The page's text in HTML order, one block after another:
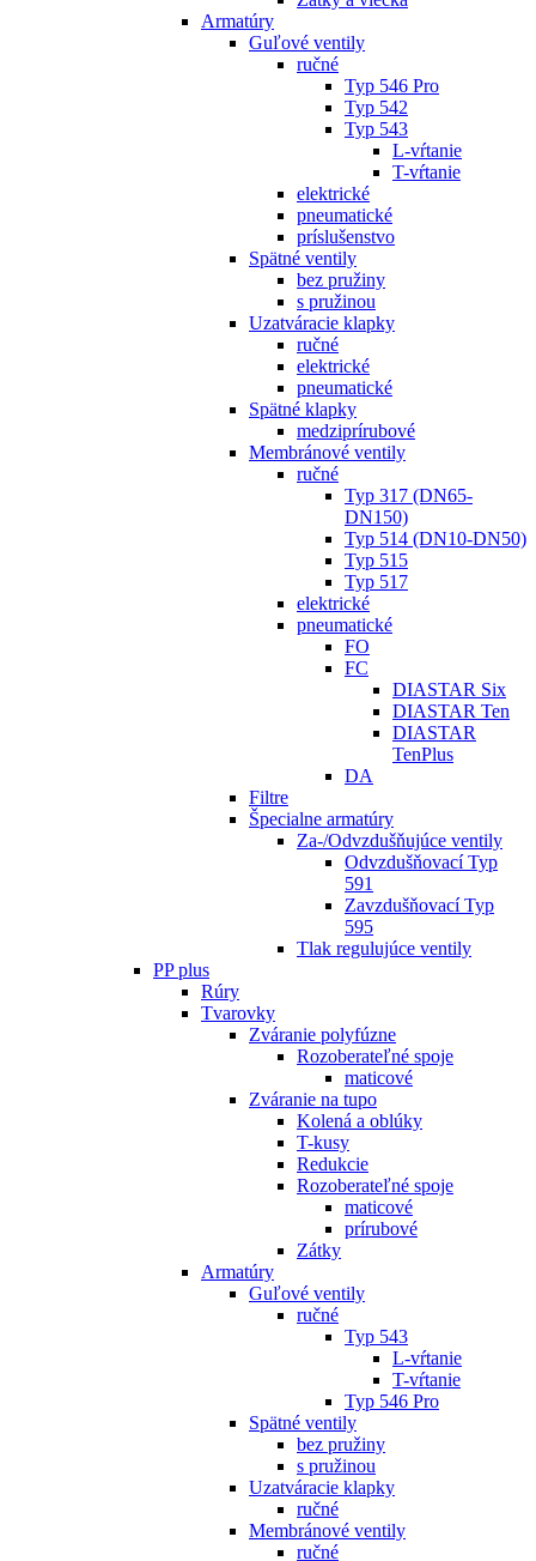
Armatúry
Guľové ventily
ručné
Typ 546 Pro
Typ 542
Typ 543
L-vŕtanie
T-vŕtanie
elektrické
pneumatické
príslušenstvo
Spätné ventily
bez pružiny
s pružinou
Uzatváracie klapky
ručné
elektrické
pneumatické
Spätné klapky
medziprírubové
Membránové ventily
ručné
Typ 317 (DN65-
DN150)
Typ 514 (DN10-DN50)
Typ 515
Typ 517
elektrické
pneumatické
FO
FC
DIASTAR Six
DIASTAR Ten
DIASTAR
TenPlus
DA
Filtre
Špecialne armatúry
Za-/Odvzdušňujúce ventily
Odvzdušňovací Typ
591
Zavzdušňovací Typ
595
Tlak regulujúce ventily
PP plus
Rúry
Tvarovky
Zváranie polyfúzne
Rozoberateľné spoje
maticové
Zváranie na tupo
Kolená a oblúky
T-kusy
Redukcie
Rozoberateľné spoje
maticové
prírubové
Zátky
Armatúry
Guľové ventily
ručné
Typ 543
L-vŕtanie
T-vŕtanie
Typ 546 Pro
Spätné ventily
bez pružiny
s pružinou
Uzatváracie klapky
ručné
Membránové ventily
ručné